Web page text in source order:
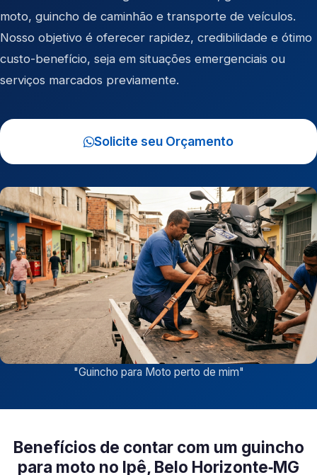
moto, guincho de caminhão e transporte de veículos.
Nosso objetivo é oferecer rapidez, credibilidade e ótimo
custo-benefício, seja em situações emergenciais ou
serviços marcados previamente.
Solicite seu Orçamento
"Guincho para Moto perto de mim"
Benefícios de contar com um guincho
para moto no Ipê, Belo Horizonte‑MG